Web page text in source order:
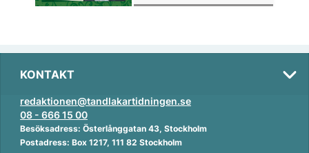
KONTAKT
redaktionen@tandlakartidningen.se
08 - 666 15 00
Besöksadress: Österlånggatan 43, Stockholm
Postadress: Box 1217, 111 82 Stockholm